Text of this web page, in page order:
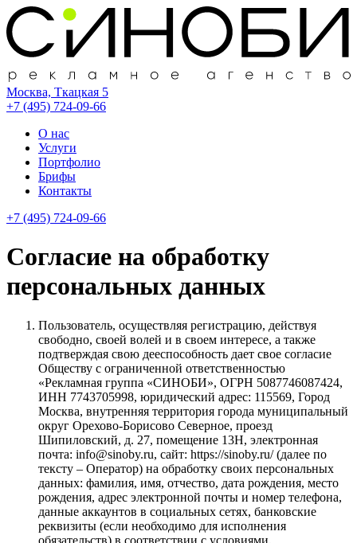
Москва, Ткацкая 5
+7 (495) 724-09-66
О нас
Услуги
Портфолио
Брифы
Контакты
+7 (495) 724-09-66
Согласие на обработку
персональных данных
Пользователь, осуществляя регистрацию, действуя
свободно, своей волей и в своем интересе, а также
подтверждая свою дееспособность дает свое согласие
Обществу с ограниченной ответственностью
«Рекламная группа «СИНОБИ», ОГРН 5087746087424,
ИНН 7743705998, юридический адрес: 115569, Город
Москва, внутренняя территория города муниципальный
округ Орехово-Борисово Северное, проезд
Шипиловский, д. 27, помещение 13Н, электронная
почта: info@sinoby.ru, сайт: https://sinoby.ru/ (далее по
тексту – Оператор) на обработку своих персональных
данных: фамилия, имя, отчество, дата рождения, место
рождения, адрес электронной почты и номер телефона,
данные аккаунтов в социальных сетях, банковские
реквизиты (если необходимо для исполнения
обязательств) в соответствии с условиями,